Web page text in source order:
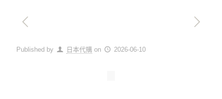
Published by 日本代購 on 2026-06-10